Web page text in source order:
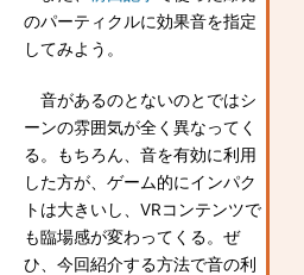
のパーティクルに効果音を指定
してみよう。
音があるのとないのとではシ
ーンの雰囲気が全く異なってく
る。もちろん、音を有効に利用
した方が、ゲーム的にインパク
トは大きいし、VRコンテンツで
も臨場感が変わってくる。ぜ
ひ、今回紹介する方法で音の利